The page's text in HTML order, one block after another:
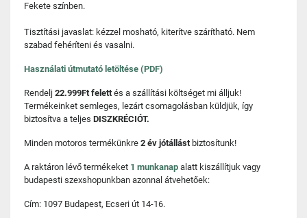
Fekete színben.
Tisztítási javaslat: kézzel mosható, kiterítve szárítható. Nem
szabad fehéríteni és vasalni.
Használati útmutató letöltése (PDF)
Rendelj 22.999Ft felettés a szállítási költséget mi álljuk!
Termékeinket semleges, lezárt csomagolásban küldjük, így
biztosítva a teljes DISZKRÉCIÓT.
Minden motoros termékünkre 2 év jótállást biztosítunk!
A raktáron lévő termékeket 1 munkanap alatt kiszállítjuk vagy
budapesti szexshopunkban azonnal átvehetőek:
Cím: 1097 Budapest, Ecseri út 14-16.